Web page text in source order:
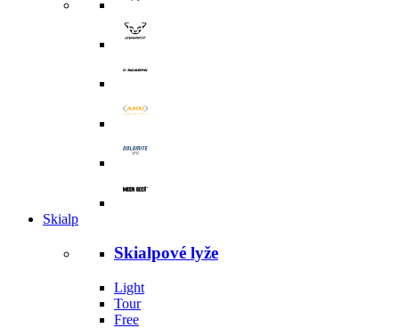
Skialp
Skialpové lyže
Light
Tour
Free